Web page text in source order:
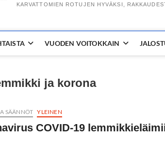
KARVATTOMIEN ROTUJEN HYVÄKSI,
VUODEN VOITOKKAIN
ja korona
SÄÄNNÖT YLEINEN
COVID-19